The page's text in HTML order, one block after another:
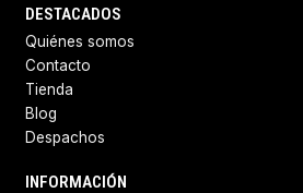
DESTACADOS
Quiénes somos
Contacto
Tienda
Blog
Despachos
INFORMACIÓN